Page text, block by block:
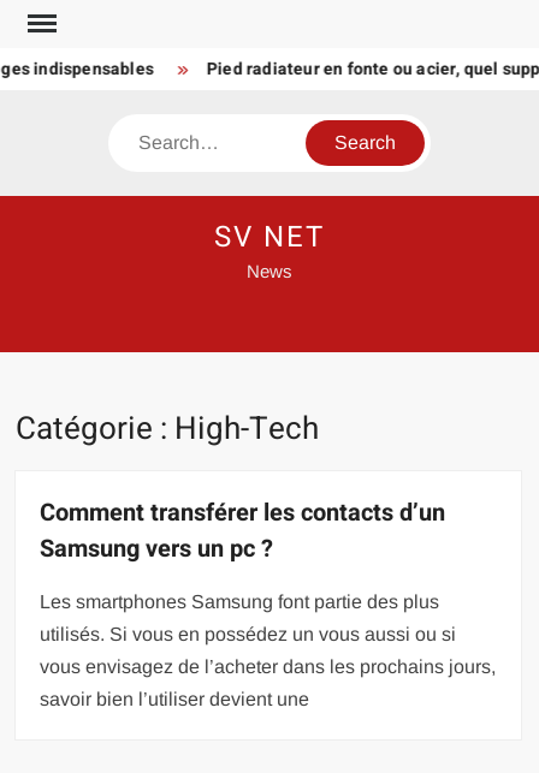
Skip
content
Pied radiateur en fonte ou acier, quel support
Search
SV NET
News
Catégorie : High-Tech
Comment transférer les contacts d’un
Samsung vers un pc ?
Les smartphones Samsung font partie des plus
utilisés. Si vous en possédez un vous aussi ou si
vous envisagez de l’acheter dans les prochains jours,
savoir bien l’utiliser devient une